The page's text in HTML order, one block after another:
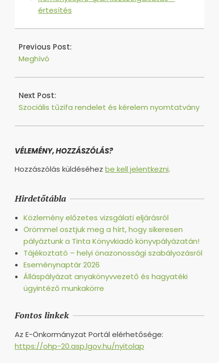
értesítés
2016-
22
Previous Post:
Meghívó
Next Post:
Szociális tűzifa rendelet és kérelem nyomtatvány
VÉLEMÉNY, HOZZÁSZÓLÁS?
Hozzászólás küldéséhez be kell jelentkezni.
Hirdetőtábla
Közlemény előzetes vizsgálati eljárásról
Örömmel osztjuk meg a hírt, hogy sikeresen
pályáztunk a Tinta Könyvkiadó könyvpályázatán!
Tájékoztató – helyi önazonossági szabályozásról
Eseménynaptár 2026
Álláspályázat anyakönyvvezető és hagyatéki
ügyintéző munkakörre
Fontos linkek
Az E-Önkormányzat Portál elérhetősége:
https://ohp-20.asp.lgov.hu/nyitolap